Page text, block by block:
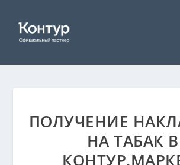
ПОЛУЧЕНИЕ
НА ТАБАК В